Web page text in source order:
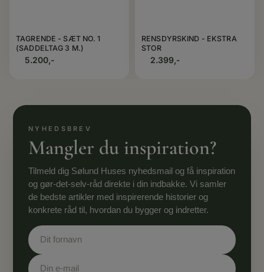
TAGRENDE - SÆT NO. 1
(SADDELTAG 3 M.)
5.200,-
RENSDYRSKIND - EKSTRA
STOR
2.399,-
Mangler du inspiration?
Tilmeld dig Sølund Huses nyhedsmail og få inspiration
og gør-det-selv-råd direkte i din indbakke. Vi samler
de bedste artikler med inspirerende historier og
konkrete råd til, hvordan du bygger og indretter.